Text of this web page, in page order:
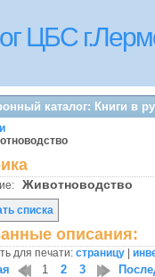
ЦБС
каталог: Книги в
Животноводство
списка
описания:
для печати: страницу
1 2 3